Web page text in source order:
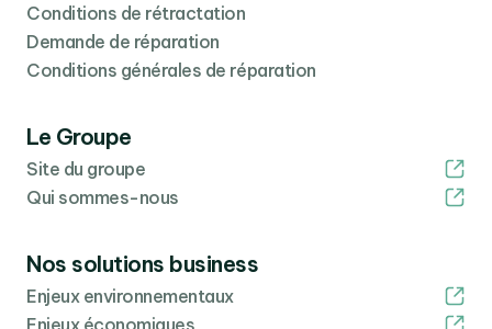
Conditions de rétractation
Demande de réparation
Conditions générales de réparation
Le Groupe
Site du groupe
Qui sommes-nous
Nos solutions business
Enjeux environnementaux
Enjeux économiques